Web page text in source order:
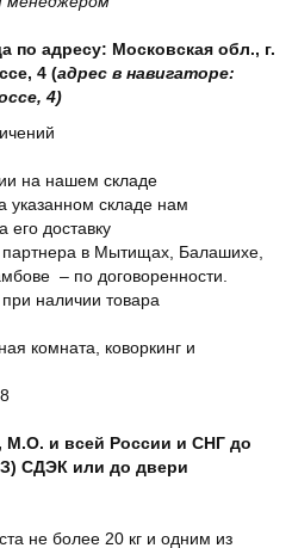
по адресу: Московская обл., г.
4 (адрес в навигаторе:
4)
на нашем складе
указанном складе нам
его доставку
в Мытищах, Балашихе,
– по договоренности.
при наличии товара
комната, коворкинг и
М.О. и всей России и СНГ до
СДЭК или до двери
не более 20 кг и одним из